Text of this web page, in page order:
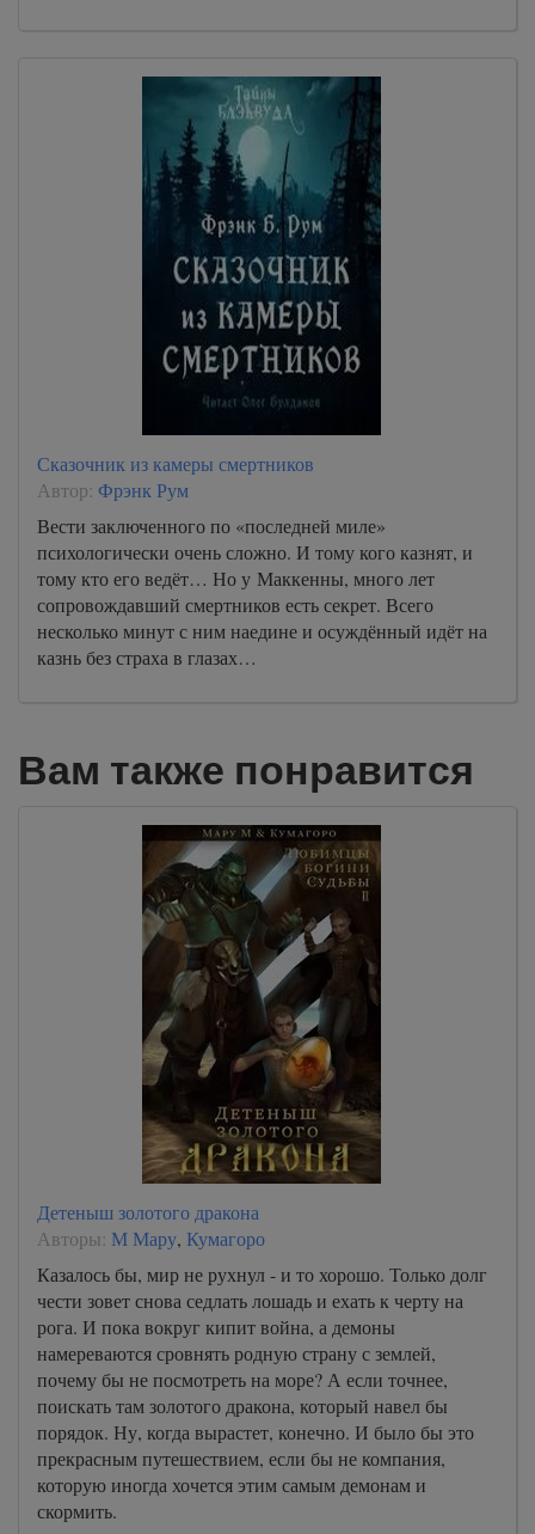
Сказочник из камеры смертников
Автор: Фрэнк Рум
Вести заключенного по «последней миле»
психологически очень сложно. И тому кого казнят, и
тому кто его ведёт… Но у Маккенны, много лет
сопровождавший смертников есть секрет. Всего
несколько минут с ним наедине и осуждённый идёт на
казнь без страха в глазах…
Вам также понравится
Детеныш золотого дракона
Авторы: М Мару, Кумагоро
Казалось бы, мир не рухнул - и то хорошо. Только долг
чести зовет снова седлать лошадь и ехать к черту на
рога. И пока вокруг кипит война, а демоны
намереваются сровнять родную страну с землей,
почему бы не посмотреть на море? А если точнее,
поискать там золотого дракона, который навел бы
порядок. Ну, когда вырастет, конечно. И было бы это
прекрасным путешествием, если бы не компания,
которую иногда хочется этим самым демонам и
скормить.